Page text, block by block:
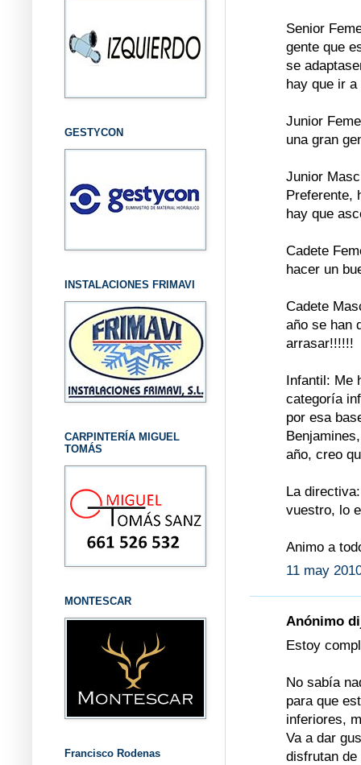
Senior
gente que
se
hay que ir
Junior
una gran
Junior
Preferente,
hay que
Cadete
hacer un
Cadete
año se han
arrasar!!!!!!
Infantil: Me
categoría
por esa
año, creo
La
vuestro, lo
Animo a
11 may
Anónimo
Estoy
No sabía
para que
inferiores,
Va a dar
disfrutan
GESTYCON
INSTALACIONES FRIMAVI
CARPINTERÍA MIGUEL
TOMÁS
MONTESCAR
Francisco Rodenas